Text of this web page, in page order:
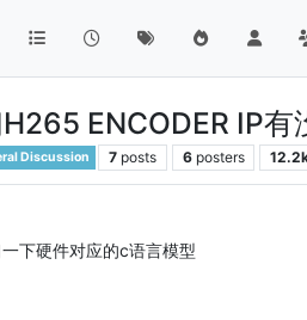
ENCODER IP
Discussion 7 posts 6 posters
下硬件对应的c语言模型